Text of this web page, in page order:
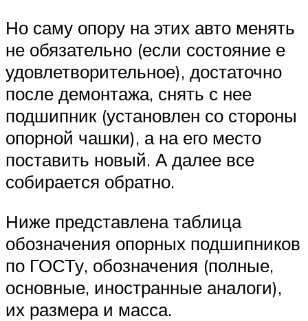
Но саму опору на этих авто менять
не обязательно (если состояние е
удовлетворительное), достаточно
после демонтажа, снять с нее
подшипник (установлен со стороны
опорной чашки), а на его место
поставить новый. А далее все
собирается обратно.
Ниже представлена таблица
обозначения опорных подшипников
по ГОСТу, обозначения (полные,
основные, иностранные аналоги),
их размера и масса.